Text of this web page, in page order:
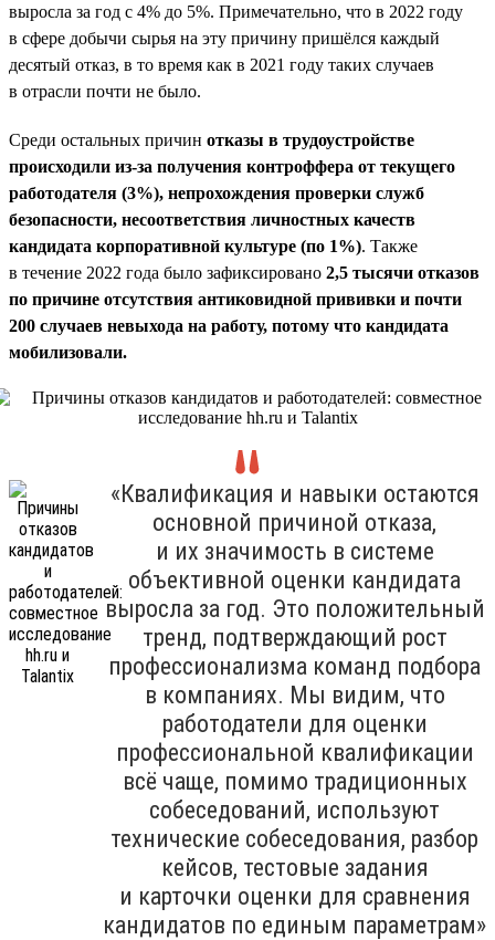
выросла за год с 4% до 5%. Примечательно, что в 2022 году
в сфере добычи сырья на эту причину пришёлся каждый
десятый отказ, в то время как в 2021 году таких случаев
в отрасли почти не было.
Среди остальных причин отказы в трудоустройстве
происходили из-за получения контроффера от текущего
работодателя (3%), непрохождения проверки служб
безопасности, несоответствия личностных качеств
кандидата корпоративной культуре (по 1%). Также
в течение 2022 года было зафиксировано 2,5 тысячи отказов
по причине отсутствия антиковидной прививки и почти
200 случаев невыхода на работу, потому что кандидата
мобилизовали.
«Квалификация и навыки остаются
основной причиной отказа,
и их значимость в системе
объективной оценки кандидата
выросла за год. Это положительный
тренд, подтверждающий рост
профессионализма команд подбора
в компаниях. Мы видим, что
работодатели для оценки
профессиональной квалификации
всё чаще, помимо традиционных
собеседований, используют
технические собеседования, разбор
кейсов, тестовые задания
и карточки оценки для сравнения
кандидатов по единым параметрам»